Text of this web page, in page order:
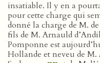
insatiable. Il y en a
pour cette charge qui
donné la charge de M.
fils de M. Arnauld
Pomponne est
Hollande et neveu de